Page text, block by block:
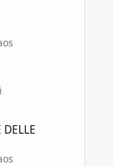
DELLE